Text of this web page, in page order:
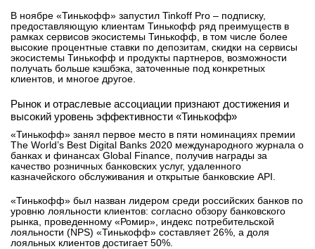
В ноябре «Тинькофф» запустил Tinkoff Pro – подписку,
предоставляющую клиентам Тинькофф ряд преимуществ в
рамках сервисов экосистемы Тинькофф, в том числе более
высокие процентные ставки по депозитам, скидки на сервисы
экосистемы Тинькофф и продукты партнеров, возможности
получать больше кэшбэка, заточенные под конкретных
клиентов, и многое другое.
Рынок и отраслевые ассоциации признают достижения и
высокий уровень эффективности «Тинькофф»
«Тинькофф» занял первое место в пяти номинациях премии
The World’s Best Digital Banks 2020 международного журнала о
банках и финансах Global Finance, получив награды за
качество розничных банковских услуг, удаленного
казначейского обслуживания и открытые банковские API.
«Тинькофф» был назван лидером среди российских банков по
уровню лояльности клиентов: согласно обзору банковского
рынка, проведенному «Ромир», индекс потребительской
лояльности (NPS) «Тинькофф» составляет 26%, а доля
лояльных клиентов достигает 50%.